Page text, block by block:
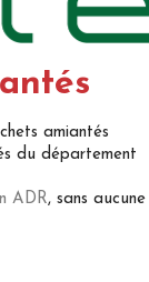
amiantés
du département
ADR, sans aucune